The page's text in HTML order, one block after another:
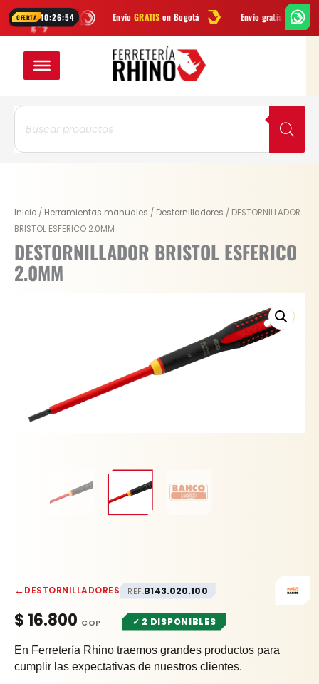
OFERTA 10:26:53EnvíoGRATISen Bogotá Envío gratis a todo Colombia
contenido
Búsqueda
productos
Inicio / Herramientas manuales / Destornilladores / DESTORNILLADOR
BRISTOL ESFERICO 2.0MM
DESTORNILLADOR BRISTOL ESFERICO
2.0MM
←DESTORNILLADORES REF.B143.020.100
$ 16.800 ✓ 2 DISPONIBLES
En Ferretería Rhino traemos grandes productos para
cumplir las expectativas de nuestros clientes.
DESTORNILLADOR
BRISTOL
ESFERICO
2.0MM
cantidad